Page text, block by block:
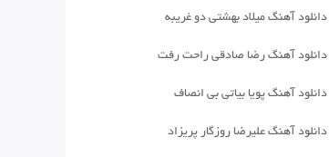
دانلود آهنگ میلاد بهشتی دو غریبه
دانلود آهنگ رضا صادقی راحت رفت
دانلود آهنگ پویا بیاتی بی انصاف
دانلود آهنگ علیرضا روزگار پریزاد